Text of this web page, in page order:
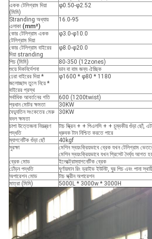
একক টেলিগ্রাম দিয়া
(মিমি)
φ0.50-φ2.52
Stranding অধ্যায়
এলাকা (mm²)
16.0-95
কোর টেলিগ্রাম একক
টেলিগ্রাম দিয়া
φ3.0-φ10.0
কোর টেলিগ্রাম বাইরের
দিয়া stranding
φ8.0-φ20.0
পিচ (মিমি)
80-350 (12zones)
শুয়ে দিকনির্দেশনা
ডান বা বাম জন্য ঐচ্ছিক
ঢেরা বাইরের দিয়া *
জলোচ্ছাস তুলে নিয়ে *
বাইরের প্রস্থ
φ1600 * φ80 * 1180
সর্বাধিক আবর্তনের গতি
600 (1200twist)
প্রধান মোটর ক্ষমতা
30KW
বৈদ্যুতিন সংকেতের মেরু
বদল ক্ষমতা
30KW
চাপা উত্তেজনা নিয়ন্ত্রণ
পদ্ধতি
টাচ স্ক্রিন + + পিএলসি + + চুম্বকীয় গুঁড়া ছোঁ, এটা
ধ্রুবক টান নিশ্চিত করতে পারে
ম্যাগনেটিক গুঁড়া ছোঁ
40kgf
সুরক্ষা
মেশিন স্বয়ংক্রিয়ভাবে ব্রেক যখন টেলিগ্রাম
মেশিন স্বয়ংক্রিয়ভাবে যখন প্রিসেট দৈর্ঘ্য আগত
ব্রেক মোড
ইলেক্ট্রোম্যাগনেটিক ব্রেক
ঢোঁড়ন পদ্ধতি
ঘূর্ণায়মান রিং ড্রাইভ ইউনিট, ঘুর পিচ এবং পানা
অপারেশন মোড
টাচ স্ক্রীন অপারেশন
মাত্রা (মিমি)
5000L * 3000w * 3000H